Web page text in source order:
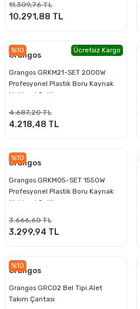
11.309,76 TL
10.291,88 TL
%10 Ücretsiz Kargo
Grangos
Grangos GRKM21-SET 2000W
Profesyonel Plastik Boru Kaynak
Makinesi Setli
4.687,20 TL
4.218,48 TL
%10
Grangos
Grangos GRKM05-SET 1550W
Profesyonel Plastik Boru Kaynak
Makinesi Setli
3.666,60 TL
3.299,94 TL
%10
Grangos
Grangos GRC02 Bel Tipi Alet
Takım Çantası